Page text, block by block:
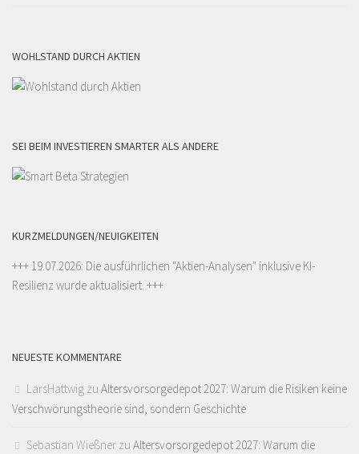
WOHLSTAND DURCH AKTIEN
SEI BEIM INVESTIEREN SMARTER ALS ANDERE
KURZMELDUNGEN/NEUIGKEITEN
+++ 19.07.2026: Die ausführlichen "Aktien-Analysen" inklusive KI-
Resilienz wurde aktualisiert. +++
NEUESTE KOMMENTARE
LarsHattwig zu Altersvorsorgedepot 2027: Warum die Risiken keine
Verschwörungstheorie sind, sondern Geschichte
Sebastian Wießner zu Altersvorsorgedepot 2027: Warum die